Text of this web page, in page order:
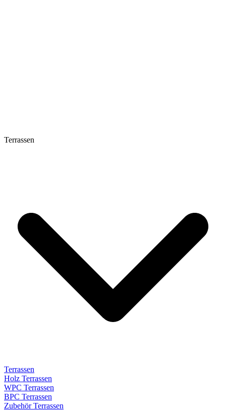
Terrassen
Terrassen
Holz Terrassen
WPC Terrassen
BPC Terrassen
Zubehör Terrassen